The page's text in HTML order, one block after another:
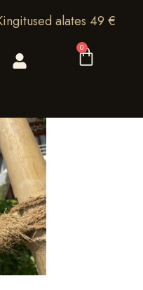
alates 49 €
0